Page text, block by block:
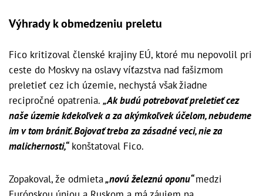
Výhrady k obmedzeniu preletu
Fico kritizoval členské krajiny EÚ, ktoré mu nepovolil pri
ceste do Moskvy na oslavy víťazstva nad fašizmom
preletieť cez ich územie, nechystá však žiadne
recipročné opatrenia. „Ak budú potrebovať preletieť cez
naše územie kdekoľvek a za akýmkoľvek účelom, nebudeme
im v tom brániť. Bojovať treba za zásadné veci, nie za
malichernosti,“konštatoval Fico.
Zopakoval, že odmieta„novú železnú oponu“medzi